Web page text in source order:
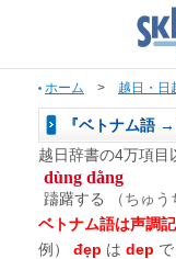
ホーム > 越日・日
『ベトナム語
越日辞書の4万項目
dùng dằng
躊躇する
（ちゅう
ベトナム語は声調
例）
đẹp は dep